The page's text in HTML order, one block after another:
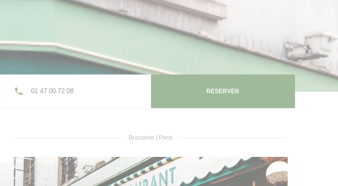
01 47 00 72 08 RÉSERVER
Brasserie Paris